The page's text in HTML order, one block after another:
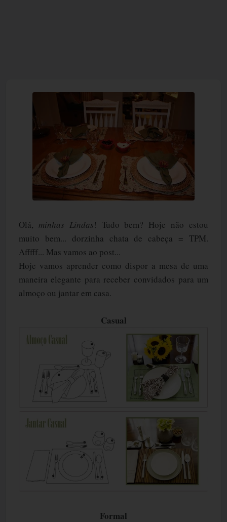
Olá, minhas Lindas! Tudo bem? Hoje não estou
muito bem... dorzinha chata de cabeça = TPM.
Afffff... Mas vamos ao post...
Hoje vamos aprender como dispor a mesa de uma
maneira elegante para receber convidados para um
almoço ou jantar em casa.
Casual
Formal